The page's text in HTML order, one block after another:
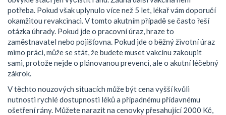
potřeba. Pokud však uplynulo více než 5 let, lékař vám doporučí
okamžitou revakcinaci. V tomto akutním případě se často řeší
otázka úhrady. Pokud jde o pracovní úraz, hraze to
zaměstnavatel nebo pojišťovna. Pokud jde o běžný životní úraz
mimo práci, může se stát, že budete muset vakcínu zakoupit
sami, protože nejde o plánovanou prevenci, ale o akutní léčebný
zákrok.
V těchto nouzových situacích může být cena vyšší kvůli
nutnosti rychlé dostupnosti léků a případnému přídavnému
ošetření rány. Můžete narazit na cenovky přesahující 2000 Kč,